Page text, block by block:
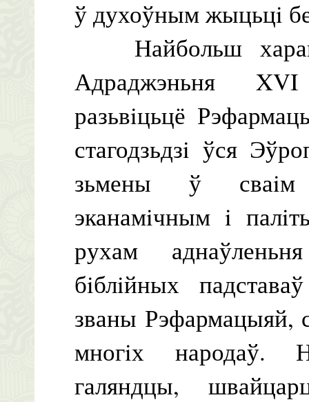
ў духоўным жыцьцi
Найбольш
Адраджэньня XVI
разьвiцьцё
стагодзьдзi ўся
зьмены ў сваiм
эканамiчным i
рухам
бiблiйных
званы Рэфармацыяй,
многiх народаў.
галяндцы,